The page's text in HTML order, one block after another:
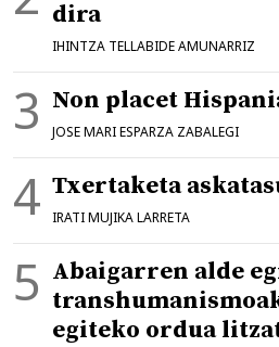
dira
IHINTZA TELLABIDE AMUNARRIZ
Non placet
JOSE MARI ESPARZA ZABALEGI
Txertaketa
IRATI MUJIKA LARRETA
Abaigarren alde
egiteko ordua